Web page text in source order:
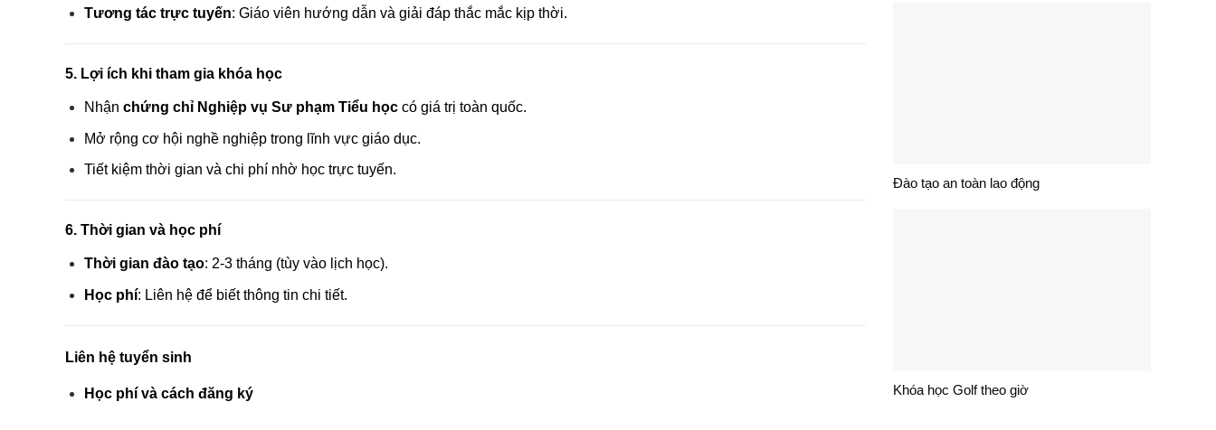
Tương tác trực tuyến: Giáo viên hướng dẫn và giải đáp thắc mắc kịp thời.
5. Lợi ích khi tham gia khóa học
Nhận chứng chỉ Nghiệp vụ Sư phạm Tiểu họccó giá trị toàn quốc.
Mở rộng cơ hội nghề nghiệp trong lĩnh vực giáo dục.
Tiết kiệm thời gian và chi phí nhờ học trực tuyến.
6. Thời gian và học phí
Thời gian đào tạo: 2-3 tháng (tùy vào lịch học).
Học phí: Liên hệ để biết thông tin chi tiết.
Liên hệ tuyển sinh
Học phí và cách đăng ký
Đào tạo an toàn lao động
Khóa học Golf theo giờ